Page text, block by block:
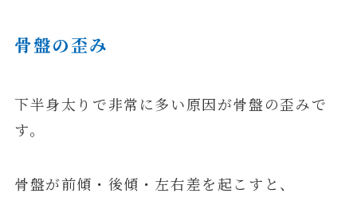
骨盤の歪み
下半身太りで非常に多い原因が骨盤の歪みで
す。
骨盤が前傾・後傾・左右差を起こすと、